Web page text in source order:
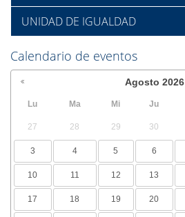
UNIDAD DE IGUALDAD
Calendario de eventos
Agosto 2026
Lu Ma Mi Ju
27 28 29 30
3 4 5 6
10 11 12 13
17 18 19 20